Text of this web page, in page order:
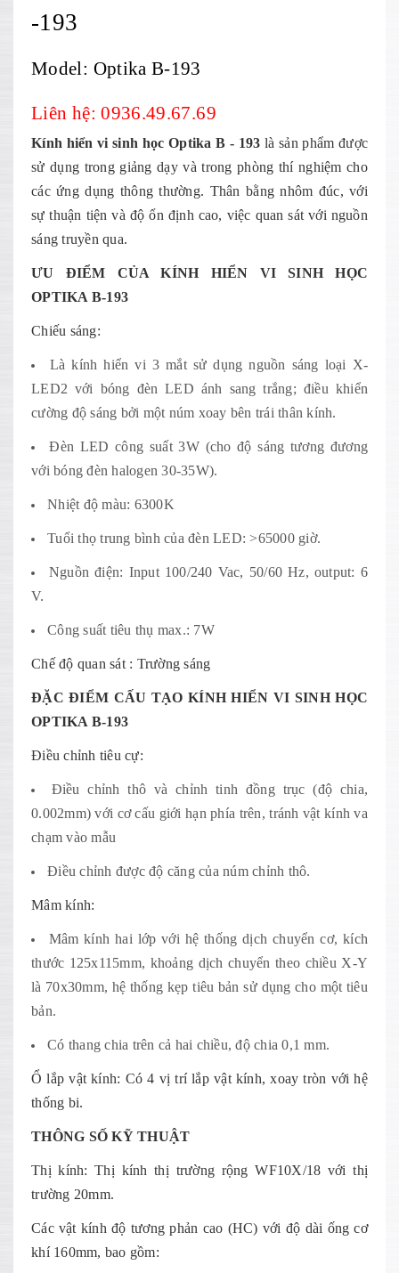
-193
Model: Optika B-193
Liên hệ: 0936.49.67.69
Kính hiển vi sinh học Optika B - 193 là sản phẩm được
sử dụng trong giảng dạy và trong phòng thí nghiệm cho
các ứng dụng thông thường. Thân bằng nhôm đúc, với
sự thuận tiện và độ ổn định cao, việc quan sát với nguồn
sáng truyền qua.
ƯU ĐIỂM CỦA KÍNH HIỂN VI SINH HỌC
OPTIKA B-193
Chiếu sáng:
Là kính hiển vi 3 mắt sử dụng nguồn sáng loại X-
LED2 với bóng đèn LED ánh sang trắng; điều khiển
cường độ sáng bởi một núm xoay bên trái thân kính.
Đèn LED công suất 3W (cho độ sáng tương đương
với bóng đèn halogen 30-35W).
Nhiệt độ màu: 6300K
Tuổi thọ trung bình của đèn LED: >65000 giờ.
Nguồn điện: Input 100/240 Vac, 50/60 Hz, output: 6
V.
Công suất tiêu thụ max.: 7W
Chế độ quan sát : Trường sáng
ĐẶC ĐIỂM CẤU TẠO KÍNH HIỂN VI SINH HỌC
OPTIKA B-193
Điều chỉnh tiêu cự:
Điều chỉnh thô và chỉnh tinh đồng trục (độ chia,
0.002mm) với cơ cấu giới hạn phía trên, tránh vật kính va
chạm vào mẫu
Điều chỉnh được độ căng của núm chỉnh thô.
Mâm kính:
Mâm kính hai lớp với hệ thống dịch chuyển cơ, kích
thước 125x115mm, khoảng dịch chuyển theo chiều X-Y
là 70x30mm, hệ thống kẹp tiêu bản sử dụng cho một tiêu
bản.
Có thang chia trên cả hai chiều, độ chia 0,1 mm.
Ổ lắp vật kính: Có 4 vị trí lắp vật kính, xoay tròn với hệ
thống bi.
THÔNG SỐ KỸ THUẬT
Thị kính: Thị kính thị trường rộng WF10X/18 với thị
trường 20mm.
Các vật kính độ tương phản cao (HC) với độ dài ống cơ
khí 160mm, bao gồm: